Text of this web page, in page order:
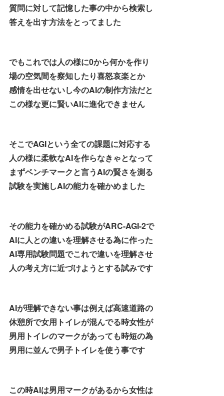
質問に対して記憶した事の中から検索し
答えを出す方法をとってました
でもこれでは人の様に0から何かを作り
場の空気間を察知したり喜怒哀楽とか
感情を出せないし今のAIの制作方法だと
この様な更に賢いAIに進化できません
そこでAGIという全ての課題に対応する
人の様に柔軟なAIを作らなきゃとなって
まずベンチマークと言うAIの賢さを測る
試験を実施しAIの能力を確かめました
その能力を確かめる試験がARC-AGI-2で
AIに人との違いを理解させる為に作った
AI専用試験問題でこれで違いを理解させ
人の考え方に近づけようとする試みです
AIが理解できない事は例えば高速道路の
休憩所で女用トイレが混んでる時女性が
男用トイレのマークがあっても時短の為
男用に並んで男子トイレを使う事です
この時AIは男用マークがあるから女性は